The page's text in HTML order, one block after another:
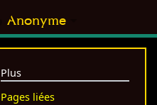
Anonyme
Plus
Pages liées